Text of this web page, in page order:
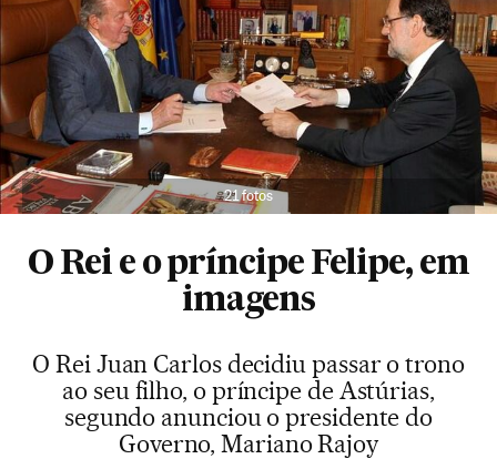
21 fotos
O Rei e o príncipe Felipe, em
imagens
O Rei Juan Carlos decidiu passar o trono
ao seu filho, o príncipe de Astúrias,
segundo anunciou o presidente do
Governo, Mariano Rajoy